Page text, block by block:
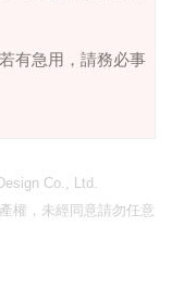
有急用，請務必事
Co., Ltd.
權，未經同意請勿任意